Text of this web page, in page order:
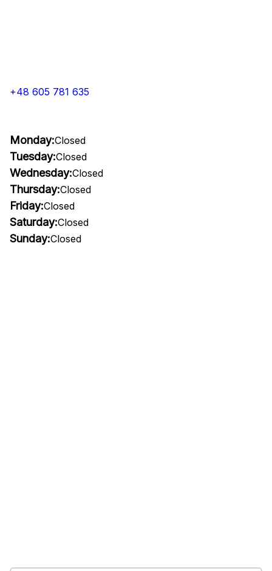
+48 605 781 635
Monday:Closed
Tuesday:Closed
Wednesday:Closed
Thursday:Closed
Friday:Closed
Saturday:Closed
Sunday:Closed